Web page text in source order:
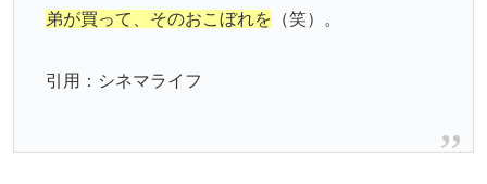
弟が買って、そのおこぼれを （笑）。
引用：シネマライフ